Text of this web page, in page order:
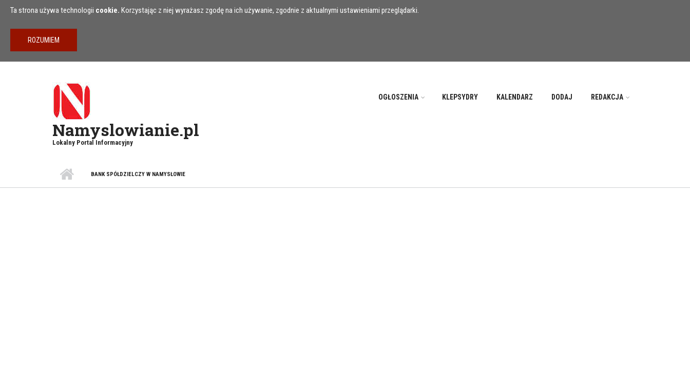
Przejdź do treści
Ta strona używa technologii cookie. Korzystając z niej wyrażasz zgodę na ich używanie, zgodnie z aktualnymi ustawieniami przeglądarki.
Namyslowianie.pl
Lokalny Portal Informacyjny
OGŁOSZENIA KLEPSYDRY KALENDARZ DODAJ REDAKCJA
BANK SPÓŁDZIELCZY W NAMYSŁOWIE